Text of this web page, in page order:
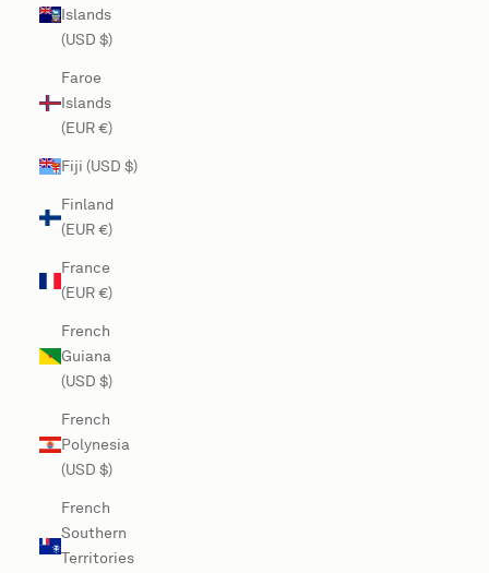
Islands
(USD $)
Faroe
Islands
(EUR €)
Fiji (USD $)
Finland
(EUR €)
France
(EUR €)
French
Guiana
(USD $)
French
Polynesia
(USD $)
French
Southern
Territories